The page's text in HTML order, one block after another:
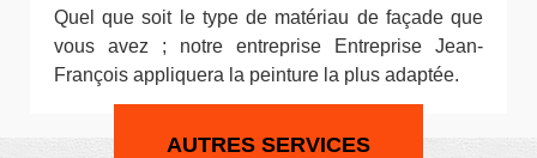
Quel que soit le type de matériau de façade que
vous avez ; notre entreprise Entreprise Jean-
François appliquera la peinture la plus adaptée.
AUTRES SERVICES